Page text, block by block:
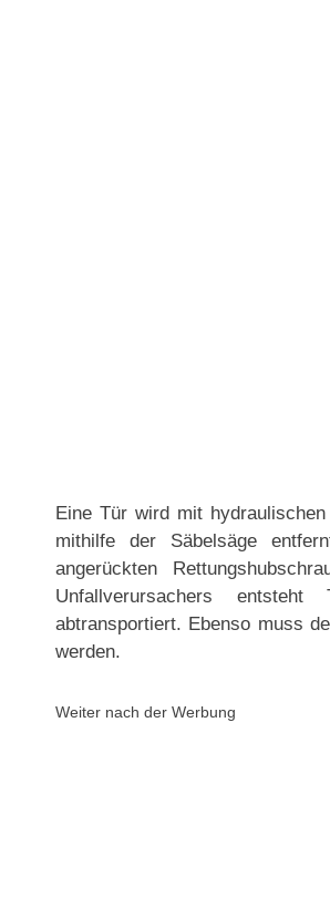
Eine Tür wird mit
mithilfe der Säbelsäge
angerückten
Unfallverursachers
abtransportiert. Ebenso muss
werden.
Weiter nach der Werbung